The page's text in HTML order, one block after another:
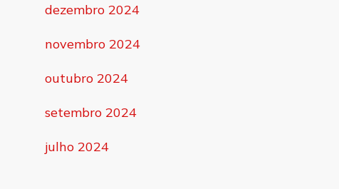
dezembro 2024
novembro 2024
outubro 2024
setembro 2024
julho 2024